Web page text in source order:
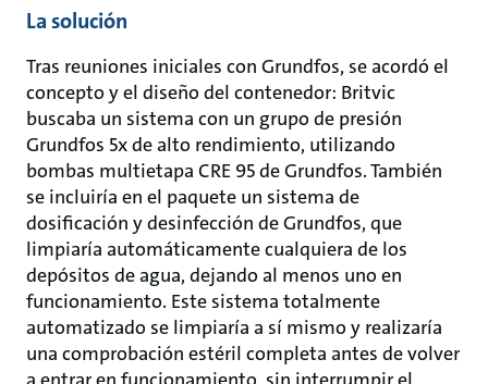
La solución
Tras reuniones iniciales con Grundfos, se acordó el
concepto y el diseño del contenedor: Britvic
buscaba un sistema con un grupo de presión
Grundfos 5x de alto rendimiento, utilizando
bombas multietapa CRE 95 de Grundfos. También
se incluiría en el paquete un sistema de
dosificación y desinfección de Grundfos, que
limpiaría automáticamente cualquiera de los
depósitos de agua, dejando al menos uno en
funcionamiento. Este sistema totalmente
automatizado se limpiaría a sí mismo y realizaría
una comprobación estéril completa antes de volver